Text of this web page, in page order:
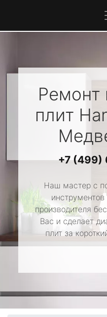
Ремонт
плит
+7 (499)
Наш мастер с
производителя
Вас и сделает
плит за